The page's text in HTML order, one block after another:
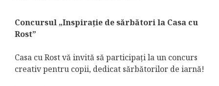
Concursul „Inspirație de sărbători la Casa cu
Rost”
Casa cu Rost vă invită să participați la un concurs
creativ pentru copii, dedicat sărbătorilor de iarnă!